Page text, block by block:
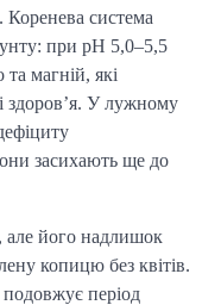
Коренева система
при pH 5,0–5,5
магній, які
здоров’я. У лужному
засихають ще до
але його надлишок
копицю без квітів.
період